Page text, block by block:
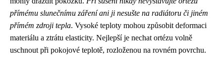
přímému slunečnímu záření ani ji nesušte na radiátoru či jiném
přímém zdroji tepla. Vysoké teploty mohou způsobit deformaci
materiálu a ztrátu elasticity. Nejlepší je nechat ortézu volně
uschnout při pokojové teplotě, rozloženou na rovném povrchu.